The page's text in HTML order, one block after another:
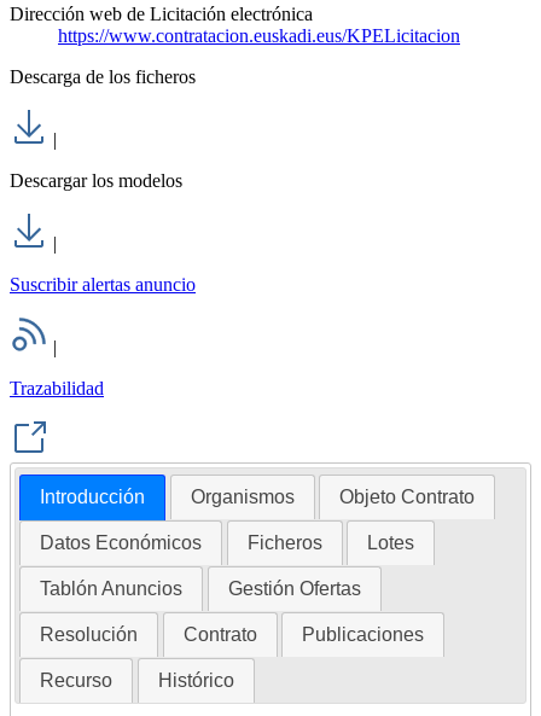
Dirección web de Licitación electrónica
https://www.contratacion.euskadi.eus/KPELicitacion
Descarga de los ficheros
|
Descargar los modelos
|
Suscribir alertas anuncio
|
Trazabilidad
Introducción Organismos Objeto Contrato
Datos Económicos Ficheros Lotes
Tablón Anuncios Gestión Ofertas
Resolución Contrato Publicaciones
Recurso Histórico